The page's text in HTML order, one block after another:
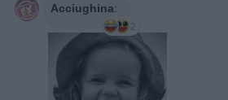
Acciughina:
2